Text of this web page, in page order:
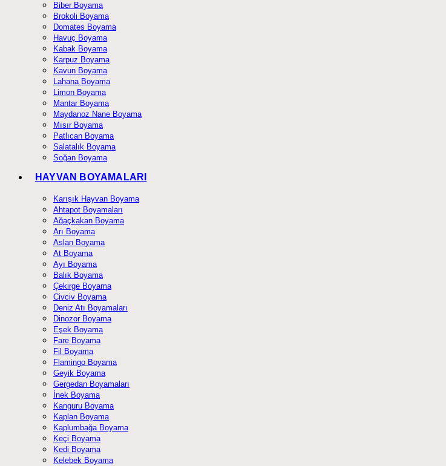
Biber Boyama
Brokoli Boyama
Domates Boyama
Havuç Boyama
Kabak Boyama
Karpuz Boyama
Kavun Boyama
Lahana Boyama
Limon Boyama
Mantar Boyama
Maydanoz Nane Boyama
Mısır Boyama
Patlıcan Boyama
Salatalık Boyama
Soğan Boyama
HAYVAN BOYAMALARI
Karışık Hayvan Boyama
Ahtapot Boyamaları
Ağaçkakan Boyama
Arı Boyama
Aslan Boyama
At Boyama
Ayı Boyama
Balık Boyama
Çekirge Boyama
Civciv Boyama
Deniz Atı Boyamaları
Dinozor Boyama
Eşek Boyama
Fare Boyama
Fil Boyama
Flamingo Boyama
Geyik Boyama
Gergedan Boyamaları
İnek Boyama
Kanguru Boyama
Kaplan Boyama
Kaplumbağa Boyama
Keçi Boyama
Kedi Boyama
Kelebek Boyama